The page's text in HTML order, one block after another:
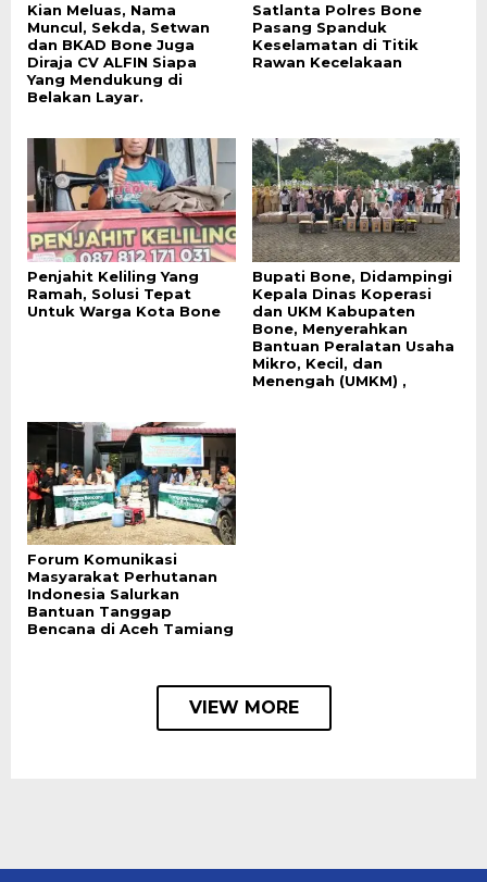
Kian Meluas, Nama
Muncul, Sekda, Setwan
dan BKAD Bone Juga
Diraja CV ALFIN Siapa
Yang Mendukung di
Belakan Layar.
Satlanta Polres Bone
Pasang Spanduk
Keselamatan di Titik
Rawan Kecelakaan
Penjahit Keliling Yang
Ramah, Solusi Tepat
Untuk Warga Kota Bone
Bupati Bone, Didampingi
Kepala Dinas Koperasi
dan UKM Kabupaten
Bone, Menyerahkan
Bantuan Peralatan Usaha
Mikro, Kecil, dan
Menengah (UMKM) ,
Forum Komunikasi
Masyarakat Perhutanan
Indonesia Salurkan
Bantuan Tanggap
Bencana di Aceh Tamiang
VIEW MORE